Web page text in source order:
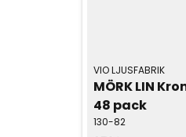
VIO LJUSFABRIK
MÖRK LIN
48 pack
130-82